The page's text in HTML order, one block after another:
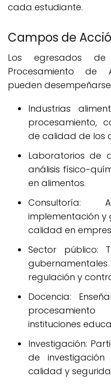
cada estudiante.
Campos de
Los egresados
Procesamiento de
pueden
Industrias
procesamiento,
de calidad de los
Laboratorios de
análisis físico-
en alimentos.
implementación y
calidad en
Sector público:
regulación y
Docencia:
instituciones
Investigación:
de
calidad y